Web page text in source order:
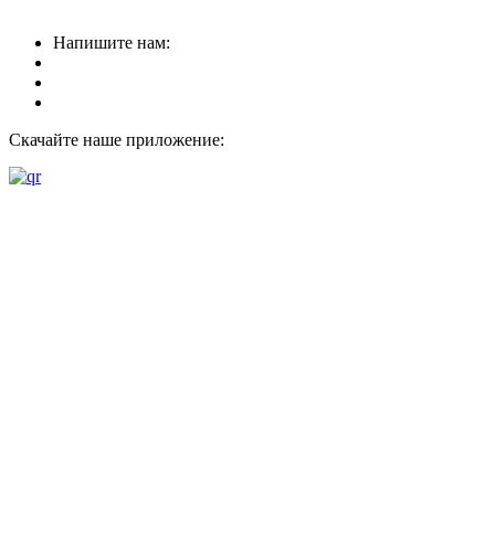
Напишите нам:
Скачайте наше приложение: